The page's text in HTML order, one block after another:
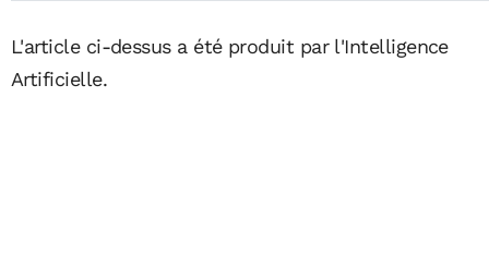
L'article ci-dessus a été produit par l'Intelligence
Artificielle.